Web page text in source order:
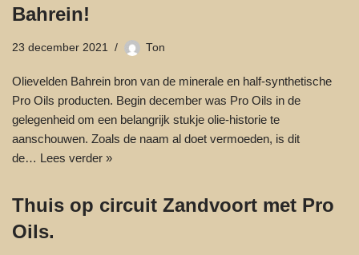
Bahrein!
23 december 2021 Ton
Olievelden Bahrein bron van de minerale en half-synthetische
Pro Oils producten. Begin december was Pro Oils in de
gelegenheid om een belangrijk stukje olie-historie te
aanschouwen. Zoals de naam al doet vermoeden, is dit
de… Lees verder »
Thuis op circuit Zandvoort met Pro
Oils.